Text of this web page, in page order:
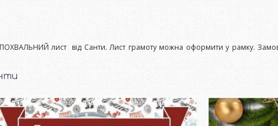
лист від Санти. Лист грамоту можна оформити у рамку.